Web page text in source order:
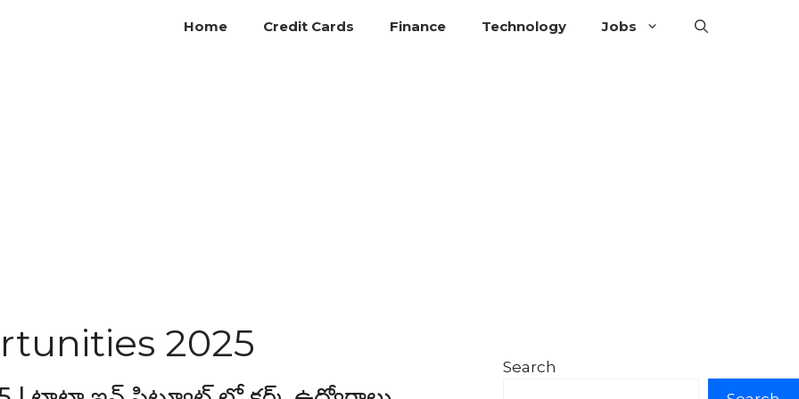
Home Credit Cards Finance Technology Jobs
2025
Search